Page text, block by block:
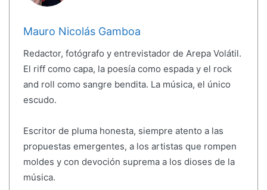
Mauro Nicolás Gamboa
Redactor, fotógrafo y entrevistador de Arepa Volátil.
El riff como capa, la poesía como espada y el rock
and roll como sangre bendita. La música, el único
escudo.
Escritor de pluma honesta, siempre atento a las
propuestas emergentes, a los artistas que rompen
moldes y con devoción suprema a los dioses de la
música.